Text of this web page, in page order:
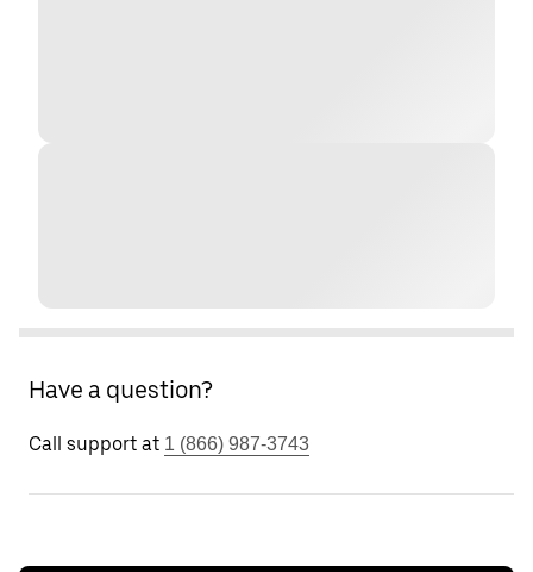
Have a question?
Call support at 1 (866) 987-3743